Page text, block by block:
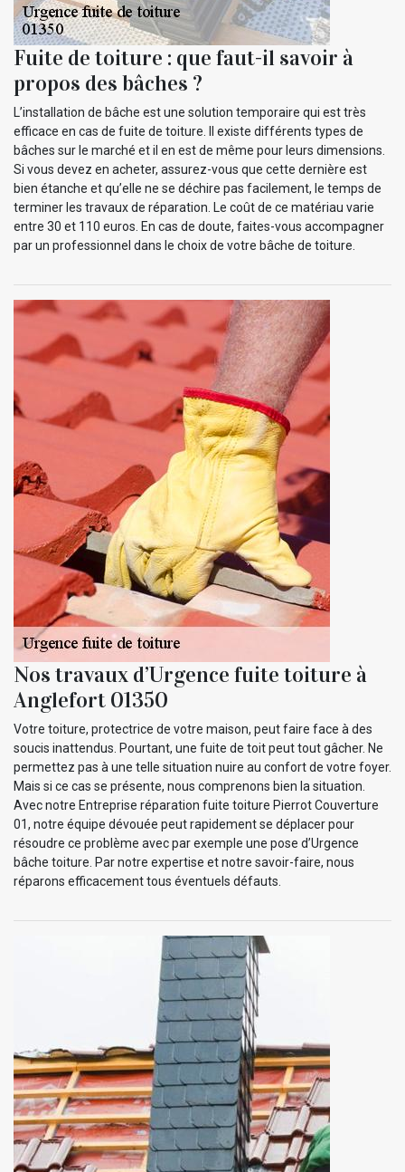
Fuite de toiture : que faut-il savoir à
propos des bâches ?
L’installation de bâche est une solution temporaire qui est très
efficace en cas de fuite de toiture. Il existe différents types de
bâches sur le marché et il en est de même pour leurs dimensions.
Si vous devez en acheter, assurez-vous que cette dernière est
bien étanche et qu’elle ne se déchire pas facilement, le temps de
terminer les travaux de réparation. Le coût de ce matériau varie
entre 30 et 110 euros. En cas de doute, faites-vous accompagner
par un professionnel dans le choix de votre bâche de toiture.
Nos travaux d’Urgence fuite toiture à
Anglefort 01350
Votre toiture, protectrice de votre maison, peut faire face à des
soucis inattendus. Pourtant, une fuite de toit peut tout gâcher. Ne
permettez pas à une telle situation nuire au confort de votre foyer.
Mais si ce cas se présente, nous comprenons bien la situation.
Avec notre Entreprise réparation fuite toiture Pierrot Couverture
01, notre équipe dévouée peut rapidement se déplacer pour
résoudre ce problème avec par exemple une pose d’Urgence
bâche toiture. Par notre expertise et notre savoir-faire, nous
réparons efficacement tous éventuels défauts.